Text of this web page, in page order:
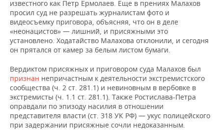
известного как Петр Ермолаев. Еще в прениях Малахов
просил суд не разрешать журналистам фото и
видеосъемку приговора, объясняя, что он в деле
«неонацистов» — лишний, и присяжными это
установлено. Ходатайство Малахова отклонили, и сегодня
он прятался от камер за белым листом бумаги.
Вердиктом присяжных и приговором суда Малахов был
признан непричастным к деятельности экстремистского
сообщества (ч. 2 ст. 281.1) и невиновным в вербовке в
экстремисты (ч. 1.1 ст. 281.1). Также Ростислава-Петра
оправдали по эпизоду насилия в отношении
представителя власти (ст. 318 УК РФ) — укус полицейского
при задержании присяжные сочли недоказанным.